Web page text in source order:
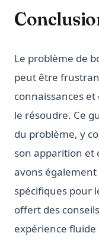
Le problème de
peut être
connaissances
le résoudre. Ce
du problème, y
son apparition et
avons
spécifiques pour
offert des
expérience fluide